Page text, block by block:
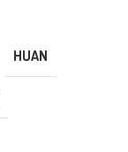
HUAN